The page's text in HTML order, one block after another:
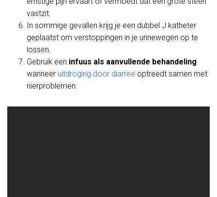
vastzit.
In sommige gevallen krijg je een dubbel J katheter
geplaatst om verstoppingen in je urinewegen op te
lossen.
Gebruik een infuus als aanvullende behandeling
wanneer uitdroging door diarree optreedt samen met
nierproblemen.